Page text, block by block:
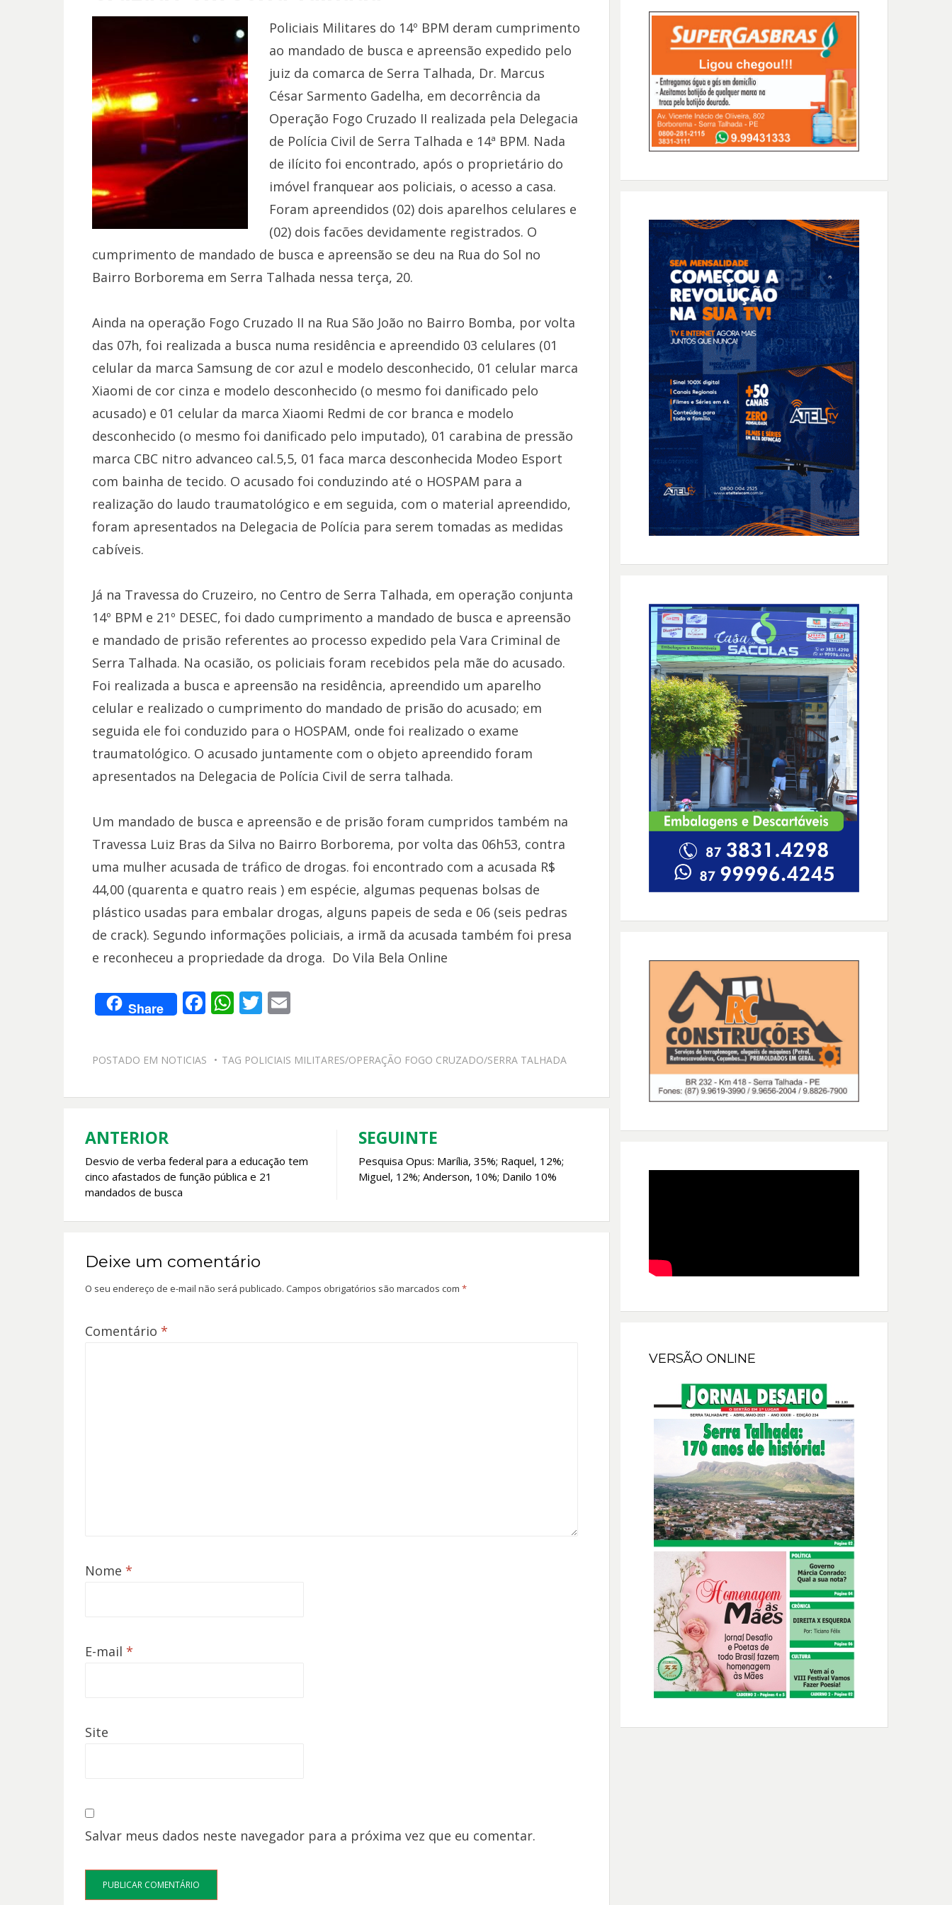
Policiais Militares do 14º BPM deram cumprimento
ao mandado de busca e apreensão expedido pelo
juiz da comarca de Serra Talhada, Dr. Marcus
César Sarmento Gadelha, em decorrência da
Operação Fogo Cruzado II realizada pela Delegacia
de Polícia Civil de Serra Talhada e 14ª BPM. Nada
de ilícito foi encontrado, após o proprietário do
imóvel franquear aos policiais, o acesso a casa.
Foram apreendidos (02) dois aparelhos celulares e
(02) dois facões devidamente registrados. O
cumprimento de mandado de busca e apreensão se deu na Rua do Sol no
Bairro Borborema em Serra Talhada nessa terça, 20.
Ainda na operação Fogo Cruzado II na Rua São João no Bairro Bomba, por volta
das 07h, foi realizada a busca numa residência e apreendido 03 celulares (01
celular da marca Samsung de cor azul e modelo desconhecido, 01 celular marca
Xiaomi de cor cinza e modelo desconhecido (o mesmo foi danificado pelo
acusado) e 01 celular da marca Xiaomi Redmi de cor branca e modelo
desconhecido (o mesmo foi danificado pelo imputado), 01 carabina de pressão
marca CBC nitro advanceo cal.5,5, 01 faca marca desconhecida Modeo Esport
com bainha de tecido. O acusado foi conduzindo até o HOSPAM para a
realização do laudo traumatológico e em seguida, com o material apreendido,
foram apresentados na Delegacia de Polícia para serem tomadas as medidas
cabíveis.
Já na Travessa do Cruzeiro, no Centro de Serra Talhada, em operação conjunta
14º BPM e 21º DESEC, foi dado cumprimento a mandado de busca e apreensão
e mandado de prisão referentes ao processo expedido pela Vara Criminal de
Serra Talhada. Na ocasião, os policiais foram recebidos pela mãe do acusado.
Foi realizada a busca e apreensão na residência, apreendido um aparelho
celular e realizado o cumprimento do mandado de prisão do acusado; em
seguida ele foi conduzido para o HOSPAM, onde foi realizado o exame
traumatológico. O acusado juntamente com o objeto apreendido foram
apresentados na Delegacia de Polícia Civil de serra talhada.
Um mandado de busca e apreensão e de prisão foram cumpridos também na
Travessa Luiz Bras da Silva no Bairro Borborema, por volta das 06h53, contra
uma mulher acusada de tráfico de drogas. foi encontrado com a acusada R$
44,00 (quarenta e quatro reais ) em espécie, algumas pequenas bolsas de
plástico usadas para embalar drogas, alguns papeis de seda e 06 (seis pedras
de crack). Segundo informações policiais, a irmã da acusada também foi presa
e reconheceu a propriedade da droga. Do Vila Bela Online
Share F
b
o
W
s
A
T
er
E
l
POSTADO EM NOTICIAS TAG POLICIAIS MILITARES/OPERAÇÃO FOGO CRUZADO/SERRA TALHADA
Navegação
de
Post
ANTERIOR
Desvio de verba federal para a educação tem
cinco afastados de função pública e 21
mandados de busca
SEGUINTE
Pesquisa Opus: Marília, 35%; Raquel, 12%;
Miguel, 12%; Anderson, 10%; Danilo 10%
Deixe um comentário
O seu endereço de e-mail não será publicado. Campos obrigatórios são marcados com *
Comentário *
Nome *
E-mail *
Site
Salvar meus dados neste navegador para a próxima vez que eu comentar.
VERSÃO ONLINE